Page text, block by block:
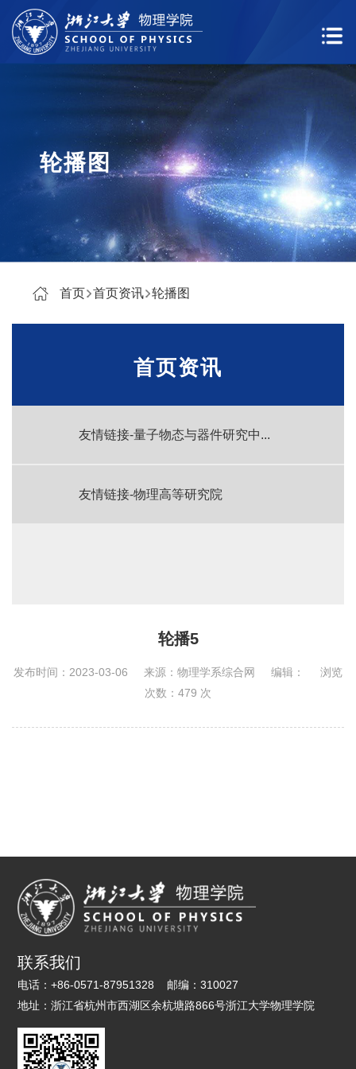
轮播图
首页 首页资讯 轮播图
首页资讯
友情链接-量子物态与器件研究中...
友情链接-物理高等研究院
轮播5
发布时间：2023-03-06 来源：物理学系综合网 编辑：
浏览
次数： 479 次
联系我们
电话：+86-0571-87951328 邮编：310027
地址：浙江省杭州市西湖区余杭塘路866号浙江大学物理学院